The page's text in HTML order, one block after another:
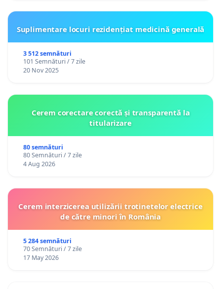
Suplimentare locuri rezidențiat medicină generală
3 512 semnături
101 Semnături / 7 zile
20 Nov 2025
Cerem corectare corectă și transparentă la
titularizare
80 semnături
80 Semnături / 7 zile
4 Aug 2026
Cerem interzicerea utilizării trotinetelor electrice
de către minori în România
5 284 semnături
70 Semnături / 7 zile
17 May 2026